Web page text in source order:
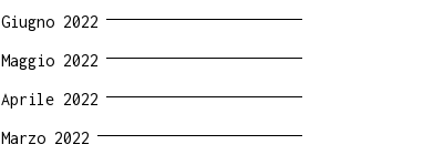
Giugno 2022
Maggio 2022
Aprile 2022
Marzo 2022